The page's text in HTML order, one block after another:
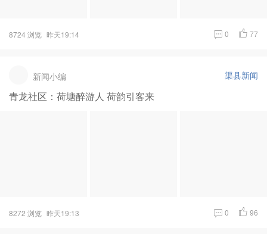
8724 浏览 昨天19:14 0 77
新闻小编 渠县新闻
青龙社区：荷塘醉游人 荷韵引客来
8272 浏览 昨天19:13 0 96